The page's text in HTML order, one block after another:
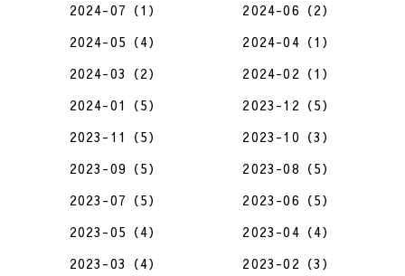
2024-07（1）
2024-06（2）
2024-05（4）
2024-04（1）
2024-03（2）
2024-02（1）
2024-01（5）
2023-12（5）
2023-11（5）
2023-10（3）
2023-09（5）
2023-08（5）
2023-07（5）
2023-06（5）
2023-05（4）
2023-04（4）
2023-03（4）
2023-02（3）